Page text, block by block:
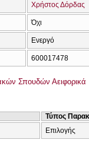
Χρήστος Δόρδας
Όχι
Ενεργό
600017478
Σπουδών
Τύπος
Επιλογής